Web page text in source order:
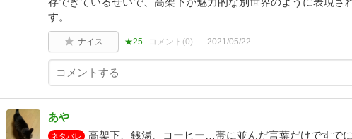
す。
ナイス ★25 コメント(0) 2021/05/22
あや
ネタバレ
高架下、銭湯、コーヒー…帯に並んだ言葉だけですで